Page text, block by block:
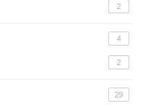
2
4
2
29